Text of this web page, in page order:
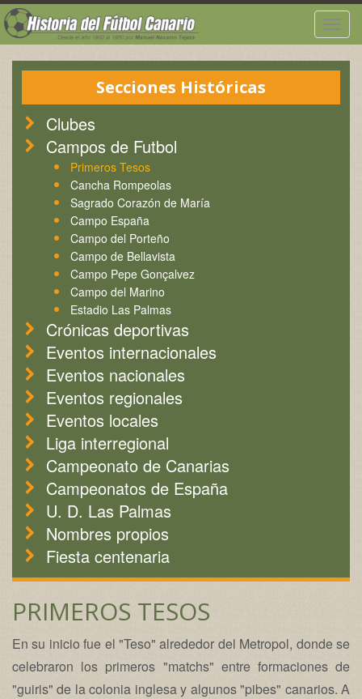
Secciones Históricas
Clubes
Campos de Futbol
Primeros Tesos
Cancha Rompeolas
Sagrado Corazón de María
Campo España
Campo del Porteño
Campo de Bellavista
Campo Pepe Gonçalvez
Campo del Marino
Estadio Las Palmas
Crónicas deportivas
Eventos internacionales
Eventos nacionales
Eventos regionales
Eventos locales
Liga interregional
Campeonato de Canarias
Campeonatos de España
U. D. Las Palmas
Nombres propios
Fiesta centenaria
PRIMEROS TESOS
En su inicio fue el "Teso" alrededor del Metropol, donde se
celebraron los primeros "matchs" entre formaciones de
"guiris" de la colonia inglesa y algunos "pibes" canarios. A